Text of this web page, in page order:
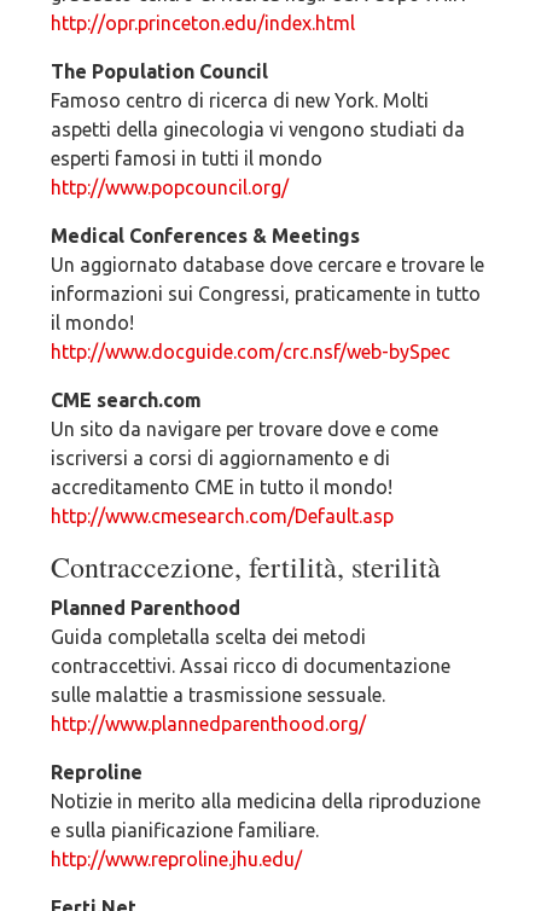
http://opr.princeton.edu/index.html
The Population Council
Famoso centro di ricerca di new York. Molti
aspetti della ginecologia vi vengono studiati da
esperti famosi in tutti il mondo
http://www.popcouncil.org/
Medical Conferences & Meetings
Un aggiornato database dove cercare e trovare le
informazioni sui Congressi, praticamente in tutto
il mondo!
http://www.docguide.com/crc.nsf/web-bySpec
CME search.com
Un sito da navigare per trovare dove e come
iscriversi a corsi di aggiornamento e di
accreditamento CME in tutto il mondo!
http://www.cmesearch.com/Default.asp
Contraccezione, fertilità, sterilità
Planned Parenthood
Guida completalla scelta dei metodi
contraccettivi. Assai ricco di documentazione
sulle malattie a trasmissione sessuale.
http://www.plannedparenthood.org/
Reproline
Notizie in merito alla medicina della riproduzione
e sulla pianificazione familiare.
http://www.reproline.jhu.edu/